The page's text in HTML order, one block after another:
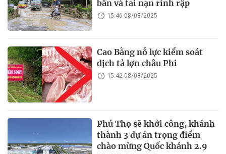
bẩn và tai nạn rình rập
15:46 08/08/2025
Cao Bằng nỗ lực kiểm soát
dịch tả lợn châu Phi
15:42 08/08/2025
Phú Thọ sẽ khởi công, khánh
thành 3 dự án trọng điểm
chào mừng Quốc khánh 2.9